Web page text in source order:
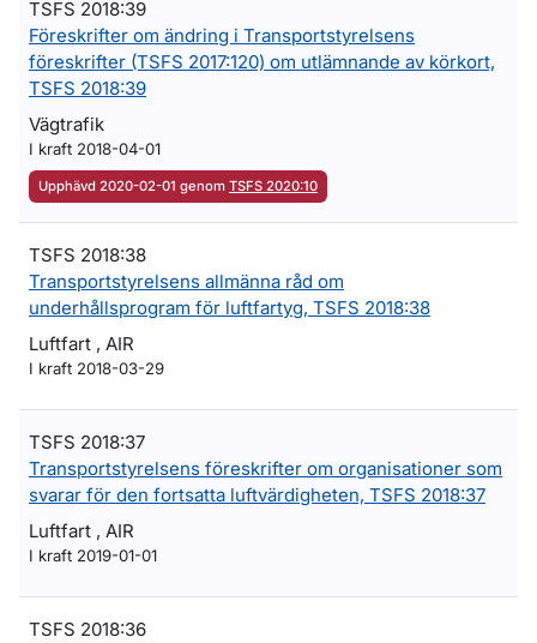
TSFS 2018:39
Föreskrifter om ändring i Transportstyrelsens
föreskrifter (TSFS 2017:120) om utlämnande av körkort,
TSFS 2018:39
Vägtrafik
I kraft 2018-04-01
Upphävd 2020-02-01 genom TSFS 2020:10
TSFS 2018:38
Transportstyrelsens allmänna råd om
underhållsprogram för luftfartyg, TSFS 2018:38
Luftfart , AIR
I kraft 2018-03-29
TSFS 2018:37
Transportstyrelsens föreskrifter om organisationer som
svarar för den fortsatta luftvärdigheten, TSFS 2018:37
Luftfart , AIR
I kraft 2019-01-01
TSFS 2018:36